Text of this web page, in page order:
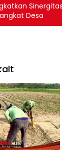
Desa